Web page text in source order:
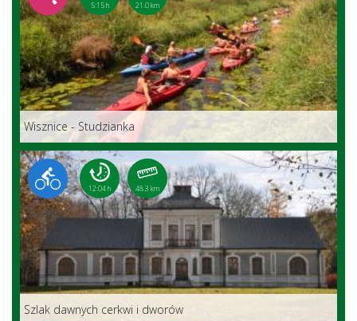
5:15 h 21.0 km
Wisznice - Studzianka
12:04 h 48.3 km
Szlak dawnych cerkwi i dworów